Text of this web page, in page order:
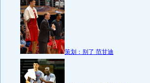
策划：别了 范甘迪